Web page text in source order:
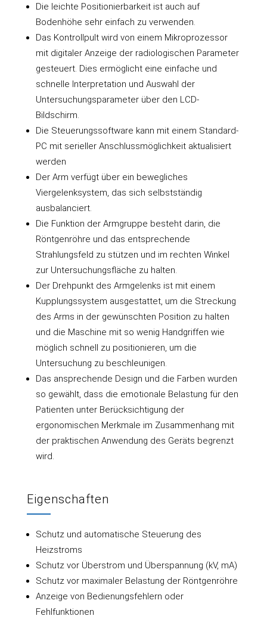
Die leichte Positionierbarkeit ist auch auf
Bodenhöhe sehr einfach zu verwenden.
Das Kontrollpult wird von einem Mikroprozessor
mit digitaler Anzeige der radiologischen Parameter
gesteuert. Dies ermöglicht eine einfache und
schnelle Interpretation und Auswahl der
Untersuchungsparameter über den LCD-
Bildschirm.
Die Steuerungssoftware kann mit einem Standard-
PC mit serieller Anschlussmöglichkeit aktualisiert
werden
Der Arm verfügt über ein bewegliches
Viergelenksystem, das sich selbstständig
ausbalanciert.
Die Funktion der Armgruppe besteht darin, die
Röntgenröhre und das entsprechende
Strahlungsfeld zu stützen und im rechten Winkel
zur Untersuchungsfläche zu halten.
Der Drehpunkt des Armgelenks ist mit einem
Kupplungssystem ausgestattet, um die Streckung
des Arms in der gewünschten Position zu halten
und die Maschine mit so wenig Handgriffen wie
möglich schnell zu positionieren, um die
Untersuchung zu beschleunigen.
Das ansprechende Design und die Farben wurden
so gewählt, dass die emotionale Belastung für den
Patienten unter Berücksichtigung der
ergonomischen Merkmale im Zusammenhang mit
der praktischen Anwendung des Geräts begrenzt
wird.
Eigenschaften
Schutz und automatische Steuerung des
Heizstroms
Schutz vor Überstrom und Überspannung (kV, mA)
Schutz vor maximaler Belastung der Röntgenröhre
Anzeige von Bedienungsfehlern oder
Fehlfunktionen